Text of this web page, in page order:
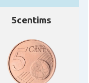
5centims